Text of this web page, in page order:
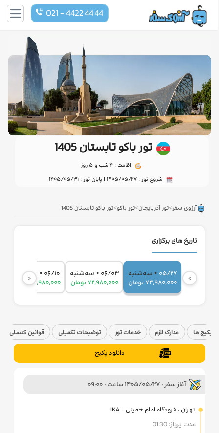
021 - 4422 44 44
تور باکو تابستان 1405
اقامت : 4 شب و 5 روز
شروع تور : 1405/05/27 | پایان تور : 1405/05/31
آرزوی سفر>تور آذربایجان>تور باکو>تور باکو تابستان 1405
تاریخ های برگزاری
›
05/27
• سه‌شنبه
74,980,000 تومان
06/03
• سه‌شنبه
72,980,000 تومان
06/10
• سه‌شنبه
72,980,000 تومان‹
پکیج ها مدارک لازم خدمات تور توضیحات تکمیلی قوانین کنسلی
دانلود پکیج
آغاز سفر : 1405/05/27 ساعت : 09:00
تهران ، فرودگاه امام خمینی - IKA
مدت پرواز: 01:30